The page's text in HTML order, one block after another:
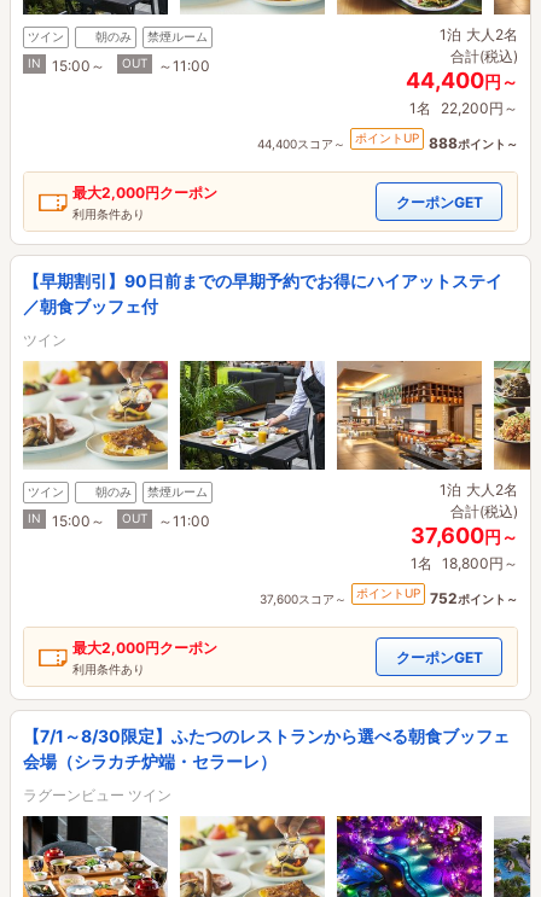
ツイン 朝のみ
禁煙ルーム
IN
15:00～ OUT ～11:00
1泊 大人2名
合計(税込)
44,400円～
1名 22,200円～
44,400スコア～ ポイントUP 888ポイント～
最大2,000円クーポン
利用条件あり
クーポンGET
【早期割引】90日前までの早期予約でお得にハイアットステイ
／朝食ブッフェ付
ツイン
ツイン 朝のみ
禁煙ルーム
IN
15:00～ OUT ～11:00
1泊 大人2名
合計(税込)
37,600円～
1名 18,800円～
37,600スコア～ ポイントUP 752ポイント～
最大2,000円クーポン
利用条件あり
クーポンGET
【7/1～8/30限定】ふたつのレストランから選べる朝食ブッフェ
会場（シラカチ炉端・セラーレ）
ラグーンビュー ツイン